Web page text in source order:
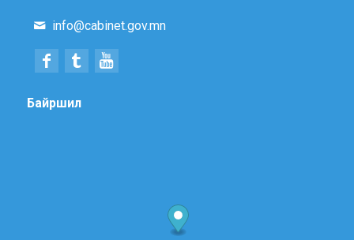
info@cabinet.gov.mn
Байршил